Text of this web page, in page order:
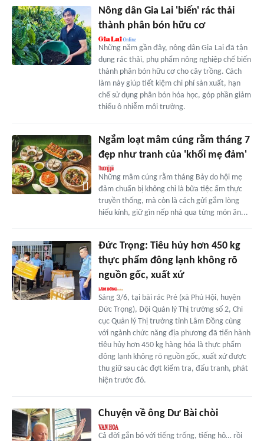
Nông dân Gia Lai 'biến' rác thải
thành phân bón hữu cơ
Những năm gần đây, nông dân Gia Lai đã tận
dụng rác thải, phụ phẩm nông nghiệp chế biến
thành phân bón hữu cơ cho cây trồng. Cách
làm này giúp tiết kiệm chi phí sản xuất, hạn
chế sử dụng phân bón hóa học, góp phần giảm
thiểu ô nhiễm môi trường.
Ngắm loạt mâm cúng rằm tháng 7
đẹp như tranh của 'khối mẹ đảm'
Những mâm cúng rằm tháng Bảy do hội mẹ
đảm chuẩn bị không chỉ là bữa tiệc ẩm thực
truyền thống, mà còn là cách gửi gắm lòng
hiếu kính, giữ gìn nếp nhà qua từng món ăn...
Đức Trọng: Tiêu hủy hơn 450 kg
thực phẩm đông lạnh không rõ
nguồn gốc, xuất xứ
Sáng 3/6, tại bãi rác Pré (xã Phú Hội, huyện
Đức Trọng), Đội Quản lý Thị trường số 2, Chi
cục Quản lý Thị trường tỉnh Lâm Đồng cùng
với ngành chức năng địa phương đã tiến hành
tiêu hủy hơn 450 kg hàng hóa là thực phẩm
đông lạnh không rõ nguồn gốc, xuất xứ được
thu giữ sau các đợt kiểm tra, đấu tranh, phát
hiện trước đó.
Chuyện về ông Dư Bài chòi
Cả đời gắn bó với tiếng trống, tiếng hô… rồi